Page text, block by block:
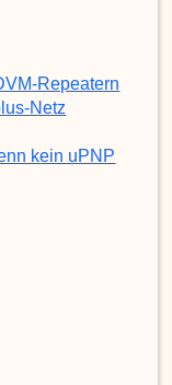
Repeatern
Netz
kein uPNP